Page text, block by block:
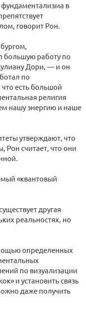
в
говорит Рон.
большую работу по
Дори, — и он
по
есть большой
религия
нашу энергию и наше
утверждают, что
Рон считает, что они
«квантовый
другая
реальностях, но
определенных
по визуализации
и установить связь
даже получить